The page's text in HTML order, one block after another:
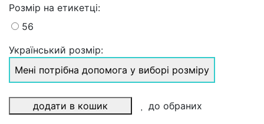
Розмiр на етикетці:
56
Український розмір:
Мені потрібна допомога у виборі розміру
додати в кошик до обраних